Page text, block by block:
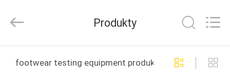
DOM
Technology
Rights
Produkty
footwear testing equipment produkcja online